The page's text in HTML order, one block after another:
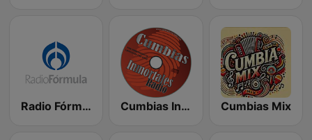
Radio Fórmula 104.1 FM Cumbias Inmortales Radio Cumbias Mix